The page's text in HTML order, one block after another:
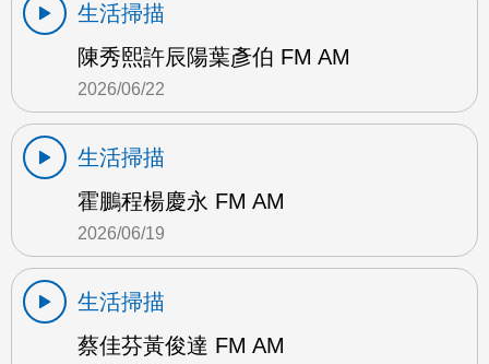
生活掃描
陳秀熙許辰陽葉彥伯 FM AM
2026/06/22
生活掃描
霍鵬程楊慶永 FM AM
2026/06/19
生活掃描
蔡佳芬黃俊達 FM AM